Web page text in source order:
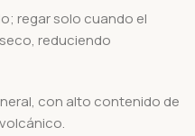
regar solo cuando el
reduciendo
con alto contenido de